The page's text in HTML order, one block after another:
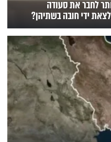
לחבר את סעודה
ידי חובה בשתיהן?